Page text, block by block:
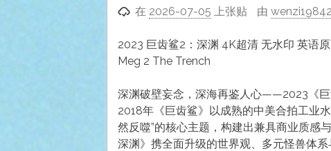
在 2026-07-05 上张贴 由wenzi19842
2023 巨齿鲨2：深渊 4K超清 无水印 英语
Meg 2 The Trench
深渊破壁妄念，深海再鉴人心——2023《
2018年《巨齿鲨》以成熟的中美合拍工业
然反噬”的核心主题，构建出兼具商业质感
深渊》携全面升级的世界观、多元怪兽体